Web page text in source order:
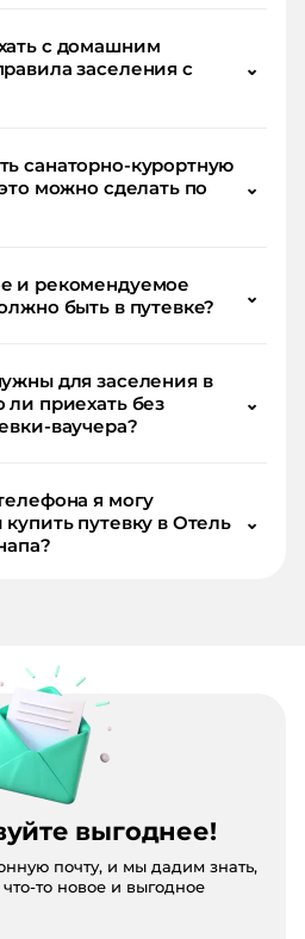
с домашним
заселения с
⌄
санаторно-курортную
можно сделать по
⌄
и рекомендуемое
быть в путевке?
⌄
для заселения в
приехать без
ваучера?
⌄
я могу
путевку в Отель
⌄
выгоднее!
почту, и мы дадим знать,
то новое и выгодное